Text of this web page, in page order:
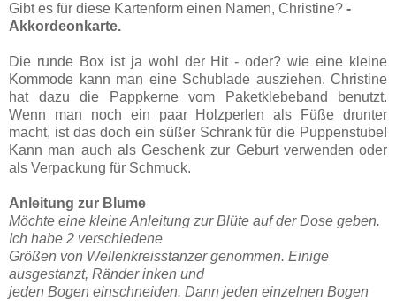
Gibt es für diese Kartenform einen Namen, Christine? -
Akkordeonkarte.
Die runde Box ist ja wohl der Hit - oder? wie eine kleine
Kommode kann man eine Schublade ausziehen. Christine
hat dazu die Pappkerne vom Paketklebeband benutzt.
Wenn man noch ein paar Holzperlen als Füße drunter
macht, ist das doch ein süßer Schrank für die Puppenstube!
Kann man auch als Geschenk zur Geburt verwenden oder
als Verpackung für Schmuck.
Anleitung zur Blume
Möchte eine kleine Anleitung zur Blüte auf der Dose geben.
Ich habe 2 verschiedene
Größen von Wellenkreisstanzer genommen. Einige
ausgestanzt, Ränder inken und
jeden Bogen einschneiden. Dann jeden einzelnen Bogen